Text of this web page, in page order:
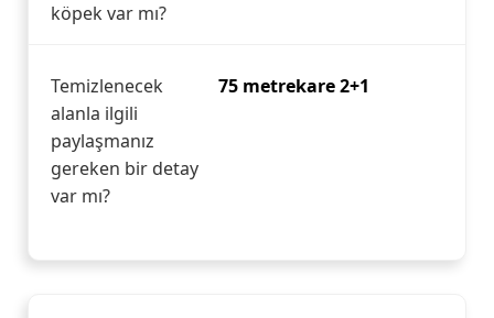
köpek var mı?
Temizlenecek
alanla ilgili
paylaşmanız
gereken bir detay
var mı?
75 metrekare 2+1